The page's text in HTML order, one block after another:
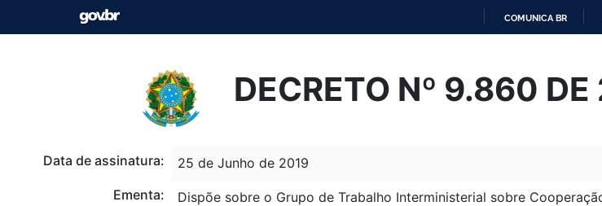
O
CONTEÚDO
COMUNICA BR
DECRETO Nº 9.860
Data de assinatura:
25 de Junho de 2019
Ementa:
Dispõe sobre o Grupo de Trabalho Interministerial sobre